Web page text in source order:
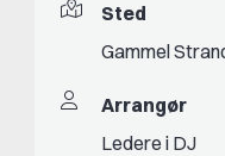
Sted
Gammel
Arrangør
Ledere i DJ